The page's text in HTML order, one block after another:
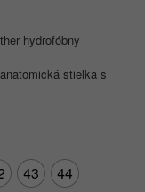
hydrofóbny
stielka s
43
44